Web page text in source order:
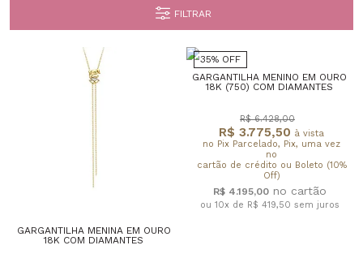
FILTRAR
GARGANTILHA MENINA EM OURO
18K COM DIAMANTES
35% OFF
GARGANTILHA MENINO EM OURO
18K (750) COM DIAMANTES
R$ 3.775,50 à vista
no Pix Parcelado, Pix, uma vez
no
cartão de crédito ou Boleto (10%
Off)
R$ 6.428,00
R$ 4.195,00
ou 10x de R$ 419,50 sem juros